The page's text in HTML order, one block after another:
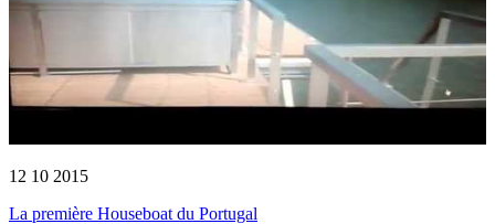
12 10 2015
La première Houseboat du Portugal